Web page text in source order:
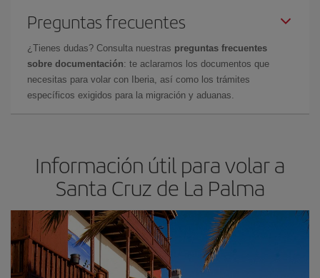
Preguntas frecuentes
¿Tienes dudas? Consulta nuestras preguntas frecuentes
sobre documentación: te aclaramos los documentos que
necesitas para volar con Iberia, así como los trámites
específicos exigidos para la migración y aduanas.
Información útil para volar a
Santa Cruz de La Palma